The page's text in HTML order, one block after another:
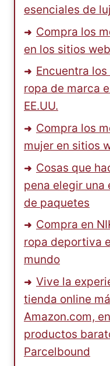
esenciales de
Compra los
en los sitios
Encuentra
ropa de marca
EE.UU.
Compra los
mujer en sitios
Cosas que
pena elegir una
de paquetes
Compra en
ropa deportiva
mundo
Vive la
tienda online
Amazon.com,
productos
Parcelbound